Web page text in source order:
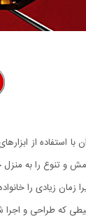
با استفاده از
و تنوع را به
زمان زیادی را
که طراحی و